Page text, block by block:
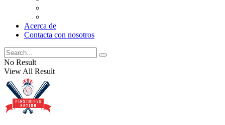
Acerca de
Contacta con nosotros
No Result
View All Result